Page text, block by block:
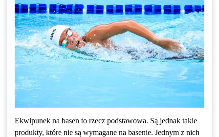
Ekwipunek na basen to rzecz podstawowa. Są jednak takie
produkty, które nie są wymagane na basenie. Jednym z nich